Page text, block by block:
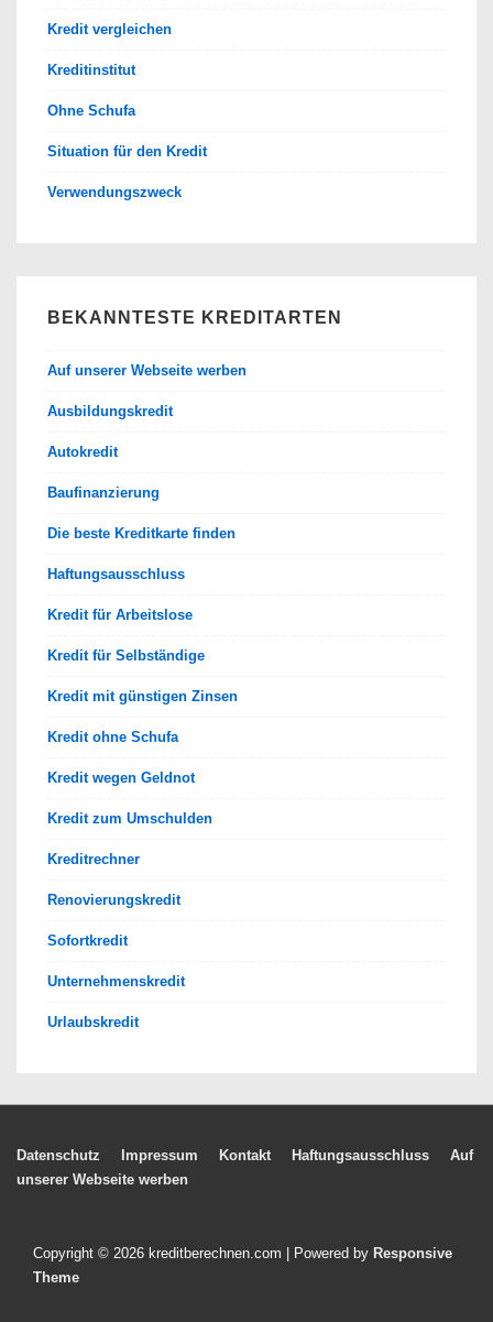
Kredit vergleichen
Kreditinstitut
Ohne Schufa
Situation für den Kredit
Verwendungszweck
BEKANNTESTE KREDITARTEN
Auf unserer Webseite werben
Ausbildungskredit
Autokredit
Baufinanzierung
Die beste Kreditkarte finden
Haftungsausschluss
Kredit für Arbeitslose
Kredit für Selbständige
Kredit mit günstigen Zinsen
Kredit ohne Schufa
Kredit wegen Geldnot
Kredit zum Umschulden
Kreditrechner
Renovierungskredit
Sofortkredit
Unternehmenskredit
Urlaubskredit
Footer-
Datenschutz Impressum Kontakt Haftungsausschluss
Auf
unserer Webseite werben
Copyright © 2026 kreditberechnen.com | Powered by Responsive
Theme